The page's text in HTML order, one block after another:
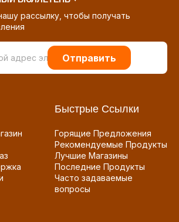
рассылку, чтобы получать
Отправить
Быстрые Ссылки
Горящие Предложения
Рекомендуемые Продукты
Лучшие Магазины
Последние Продукты
Часто задаваемые
вопросы